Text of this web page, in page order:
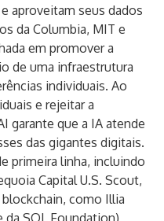
aproveitam seus dados
da Columbia, MIT e
em promover a
de uma infraestrutura
individuais. Ao
e rejeitar a
garante que a IA atende
das gigantes digitais.
primeira linha, incluindo
Capital U.S. Scout,
como Illia
SOL Foundation),